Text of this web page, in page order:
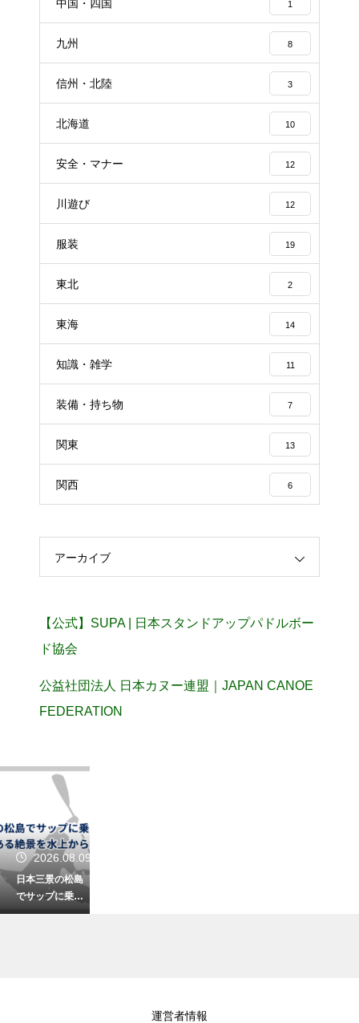
中国・四国 1
九州 8
信州・北陸 3
北海道 10
安全・マナー 12
川遊び 12
服装 19
東北 2
東海 14
知識・雑学 11
装備・持ち物 7
関東 13
関西 6
アーカイブ
【公式】SUPA | 日本スタンドアップパドルボー
ド協会
公益社団法人 日本カヌー連盟｜JAPAN CANOE
FEDERATION
2026.08.09
日本三景の松島
でサップに乗っ
て島巡り！歴史
運営者情報